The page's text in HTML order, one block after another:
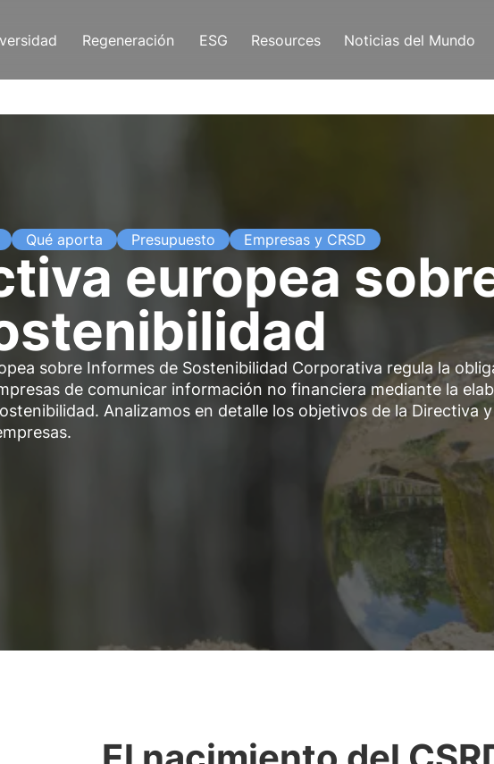
Regeneración ESG Resources Noticias del Mundo
Qué aporta Presupuesto Empresas y CRSD
europea
sobre Informes de Sostenibilidad Corporativa regula la
de comunicar información no financiera mediante la
Analizamos en detalle los objetivos de la Directiva